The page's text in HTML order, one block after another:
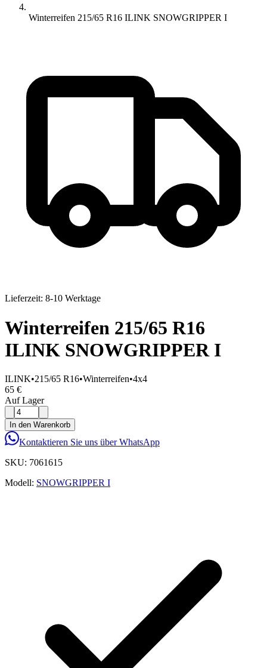
Winterreifen 215/65 R16 ILINK SNOWGRIPPER I
Lieferzeit: 8-10 Werktage
Winterreifen 215/65 R16
ILINK SNOWGRIPPER I
ILINK•215/65 R16•Winterreifen•4x4
65 €
Auf Lager
In den Warenkorb
Kontaktieren Sie uns über WhatsApp
SKU: 7061615
Modell: SNOWGRIPPER I